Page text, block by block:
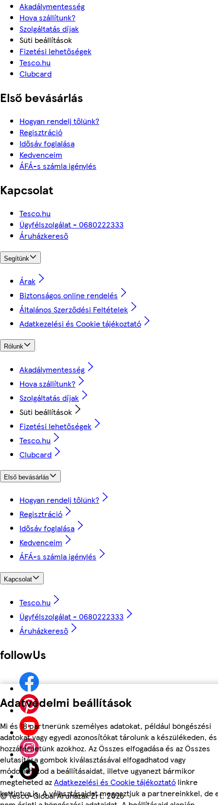
Adatvédelmi beállítások
Mi és 18 partnerünk személyes adatokat, például böngészési
adatokat vagy egyedi azonosítókat tárolunk a készülékeden, és
hozzáférhetünk azokhoz. Az Összes elfogadása és az Összes
elutasítása gombok kiválasztásával elfogadhatod vagy
módosíthatod a beállításaidat, illetve ugyanezt bármikor
megteheted azAdatkezelési és Cookie tájékoztató linkre
kattintva is. A választásaidat megosztjuk a partnereinkkel, de
Akadálymentesség
Hova szállítunk?
Szolgáltatás díjak
Süti beállítások
Fizetési lehetőségek
Tesco.hu
Clubcard
Első bevásárlás
Hogyan rendelj tőlünk?
Regisztráció
Idősáv foglalása
Kedvenceim
ÁFÁ-s számla igénylés
Kapcsolat
Tesco.hu
Ügyfélszolgálat - 0680222333
Áruházkereső
Segítünk
Árak
Biztonságos online rendelés
Általános Szerződési Feltételek
Adatkezelési és Cookie tájékoztató
Rólunk
Akadálymentesség
Hova szállítunk?
Szolgáltatás díjak
Süti beállítások
Fizetési lehetőségek
Tesco.hu
Clubcard
Első bevásárlás
Hogyan rendelj tőlünk?
Regisztráció
Idősáv foglalása
Kedvenceim
ÁFÁ-s számla igénylés
Kapcsolat
Tesco.hu
Ügyfélszolgálat - 0680222333
Áruházkereső
followUs
©Tesco-Global Áruházak Zrt. 2026